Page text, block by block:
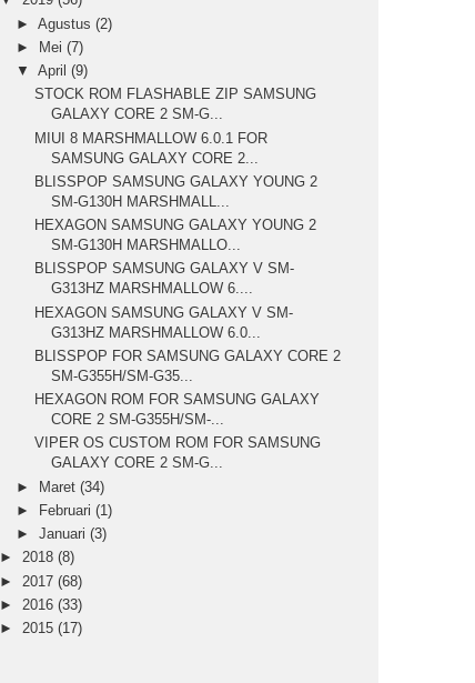
►Agustus(2)
►
Mei(7)
▼April(9)
STOCK ROM FLASHABLE ZIP SAMSUNG
GALAXY CORE 2 SM-G...
MIUI 8 MARSHMALLOW 6.0.1 FOR
SAMSUNG GALAXY CORE 2...
BLISSPOP SAMSUNG GALAXY YOUNG 2
SM-G130H MARSHMALL...
HEXAGON SAMSUNG GALAXY YOUNG 2
SM-G130H MARSHMALLO...
BLISSPOP SAMSUNG GALAXY V SM-
G313HZ MARSHMALLOW 6....
HEXAGON SAMSUNG GALAXY V SM-
G313HZ MARSHMALLOW 6.0...
BLISSPOP FOR SAMSUNG GALAXY CORE 2
SM-G355H/SM-G35...
HEXAGON ROM FOR SAMSUNG GALAXY
CORE 2 SM-G355H/SM-...
VIPER OS CUSTOM ROM FOR SAMSUNG
GALAXY CORE 2 SM-G...
► Maret(34)
►
Februari(1)
►Januari(3)
► 2018 (8)
► 2017 (68)
► 2016 (33)
► 2015 (17)